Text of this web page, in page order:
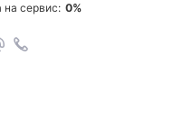
на сервис: 0%